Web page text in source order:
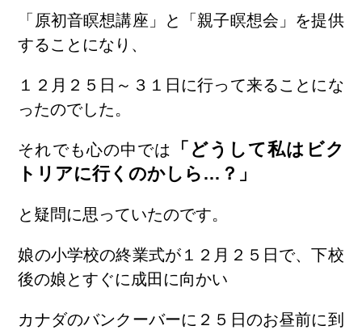
「原初音瞑想講座」と「親子瞑想会」を提供
することになり、
１２月２５日～３１日に行って来ることにな
ったのでした。
それでも心の中では
「どうして私はビク
トリアに行くのかしら…？」
と疑問に思っていたのです。
娘の小学校の終業式が１２月２５日で、下校
後の娘とすぐに成田に向かい
カナダのバンクーバーに２５日のお昼前に到